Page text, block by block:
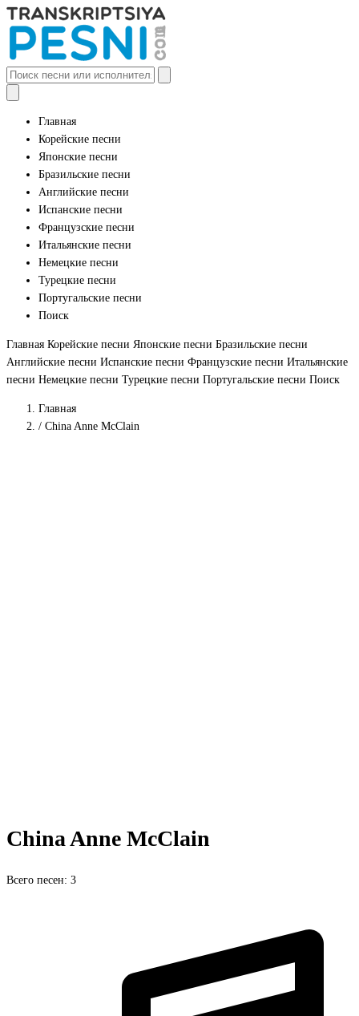
Главная
Корейские песни
Японские песни
Бразильские песни
Английские песни
Испанские песни
Французские песни
Итальянские песни
Немецкие песни
Турецкие песни
Португальские песни
Поиск
Главная Корейские песни Японские песни Бразильские песни
Английские песни Испанские песни Французские песни Итальянские
песни Немецкие песни Турецкие песни Португальские песни Поиск
Главная
/ China Anne McClain
China Anne McClain
Всего песен: 3